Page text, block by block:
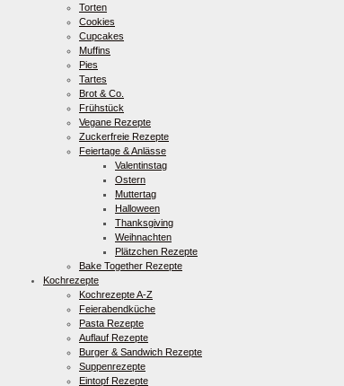
Torten
Cookies
Cupcakes
Muffins
Pies
Tartes
Brot & Co.
Frühstück
Vegane Rezepte
Zuckerfreie Rezepte
Feiertage & Anlässe
Valentinstag
Ostern
Muttertag
Halloween
Thanksgiving
Weihnachten
Plätzchen Rezepte
Bake Together Rezepte
Kochrezepte
Kochrezepte A-Z
Feierabendküche
Pasta Rezepte
Auflauf Rezepte
Burger & Sandwich Rezepte
Suppenrezepte
Eintopf Rezepte